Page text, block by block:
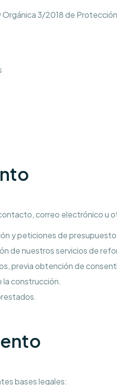
3/2018 de
correo electrónico u
y peticiones de
de nuestros servicios de
previa obtención de
la construcción.
bases legales: